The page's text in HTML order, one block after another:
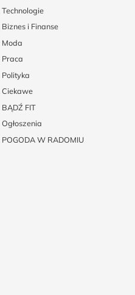
Technologie
Biznes i Finanse
Moda
Praca
Polityka
Ciekawe
BĄDŹ FIT
Ogłoszenia
POGODA W RADOMIU